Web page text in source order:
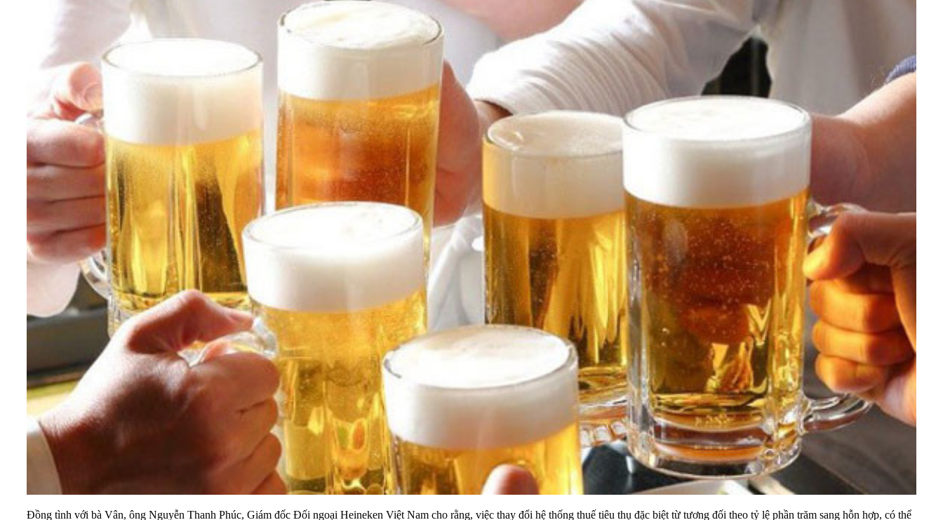
Đồng tình với bà Vân, ông Nguyễn Thanh Phúc, Giám đốc Đối ngoại Heineken Việt Nam cho rằng, việc thay đổi hệ thống thuế tiêu thụ đặc biệt từ tương đối theo tỷ lệ phần trăm sang hỗn hợp, có thể